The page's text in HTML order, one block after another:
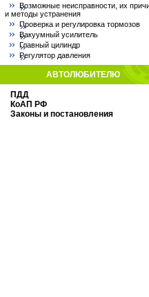
Возможные неисправности, их
и методы устранения
Проверка и регулировка тормозов
Вакуумный усилитель
Главный цилиндр
Регулятор давления
АВТОЛЮБИТЕЛЮ
ПДД
КоАП РФ
Законы и постановления